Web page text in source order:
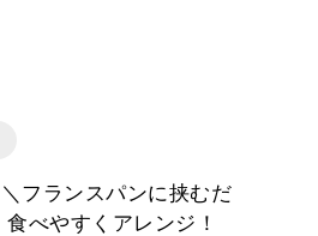
フランスパンに挟むだ
べやすくアレンジ！